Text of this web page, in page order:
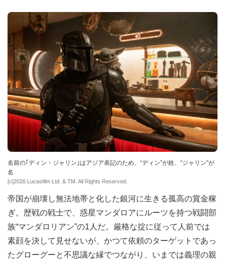
名前の｢ディン・ジャリン｣はアジア表記のため、“ディン”が姓、“ジャリン”が
名
[c]2026 Lucasfilm Ltd. & TM. All Rights Reserved.
帝国が崩壊し無法地帯と化した銀河に生きる孤高の賞金稼
ぎ。歴戦の戦士で、惑星マンダロアにルーツを持つ戦闘部
族“マンダロリアン”の1人だ。厳格な掟に従って人前では
素顔を決して見せないが、かつて依頼のターゲットであっ
たグローグーと不思議な縁でつながり、いまでは義理の親